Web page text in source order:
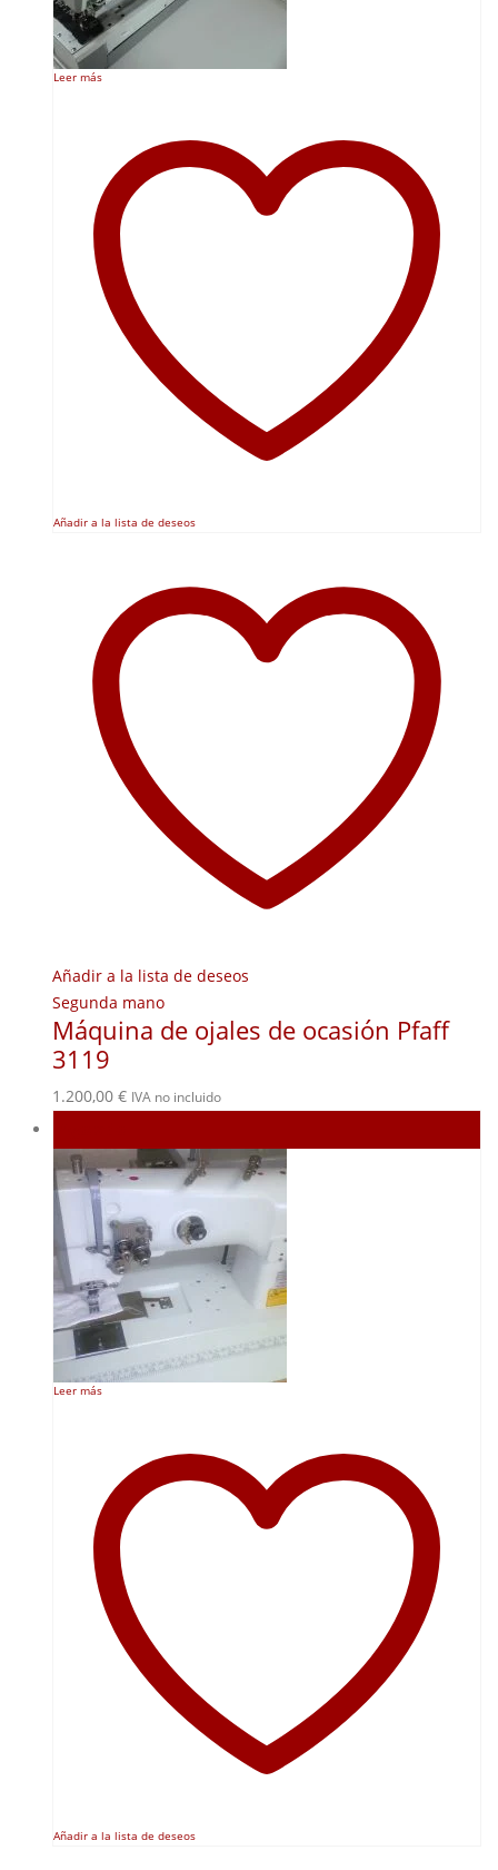
Leer más
Añadir a la lista de deseos
Añadir a la lista de deseos
Segunda mano
Máquina de ojales de ocasión Pfaff
3119
1.200,00 € IVA no incluido
Leer más
Añadir a la lista de deseos